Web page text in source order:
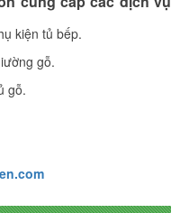
kiện tủ bếp.
gỗ.
gỗ.
từ 3/2 về đường Cộng
dịch vụ chuyển nhà
công ty Khôi
ơn quý công ty.